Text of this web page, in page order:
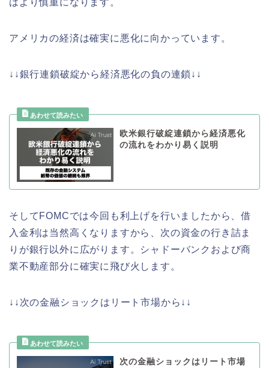
はより慎重になります。
アメリカの経済は確実に悪化に向かっています。
↓↓銀行連鎖破綻から経済悪化の負の連鎖↓↓
欧米銀行破綻連鎖から経済悪化
の流れをわかり易く説明
そしてFOMCでは今回も利上げを行いましたから、借
入金利は当然高くなりますから、次の資金の行き詰ま
りが銀行以外に広がります。シャドーバンクおよび商
業不動産部分に確実に飛び火します。
↓↓次の金融ショックはリート市場から↓↓
次の金融ショックはリート市場